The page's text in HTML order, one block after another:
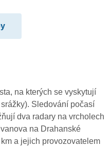
na kterých se vyskytují
Sledování počasí
dva radary na vrcholech
na Drahanské
a jejich provozovatelem